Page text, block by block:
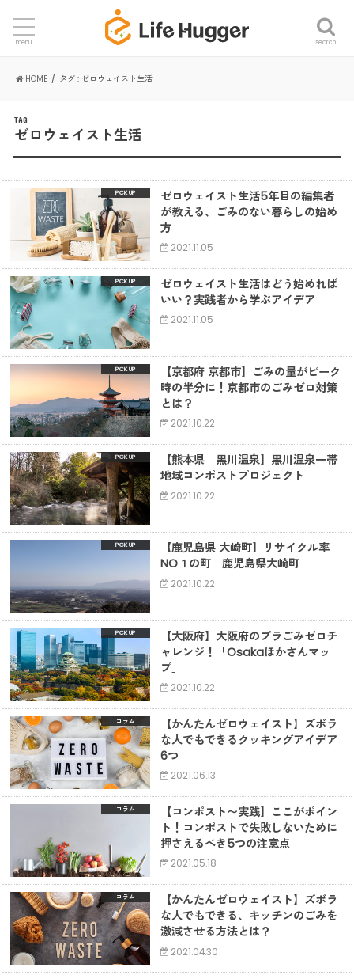
search
menu
HOME タグ : ゼロウェイスト生活
TAG
ゼロウェイスト生活
ゼロウェイスト生活5年目の編集者
が教える、ごみのない暮らしの始め
方
2021.11.05
ゼロウェイスト生活はどう始めれば
いい？実践者から学ぶアイデア
2021.11.05
【京都府 京都市】ごみの量がピーク
時の半分に！京都市のごみゼロ対策
とは？
2021.10.22
【熊本県 黒川温泉】黒川温泉一帯
地域コンポストプロジェクト
2021.10.22
【鹿児島県 大崎町】リサイクル率
NO１の町 鹿児島県大崎町
2021.10.22
【大阪府】大阪府のプラごみゼロチ
ャレンジ！「Osakaほかさんマッ
プ」
2021.10.22
コラム
【かんたんゼロウェイスト】ズボラ
な人でもできるクッキングアイデア
6つ
2021.06.13
コラム
【コンポスト〜実践】ここがポイン
ト！コンポストで失敗しないために
押さえるべき5つの注意点
2021.05.18
コラム
【かんたんゼロウェイスト】ズボラ
な人でもできる、キッチンのごみを
激減させる方法とは？
2021.04.30